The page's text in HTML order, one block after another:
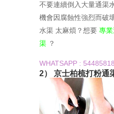
不要連續倒入大量通渠
機會因腐蝕性強烈而破
水渠 太麻煩？想要 專
渠？
WHATSAPP : 54485818
2） 京士柏梳打粉通